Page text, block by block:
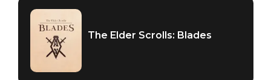
The Elder Scrolls: Blades